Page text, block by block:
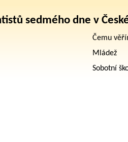
sedmého dne v
Čemu
Mládež
Sobotní